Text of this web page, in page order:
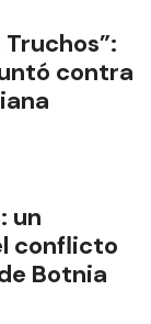
contra
un
conflicto
Botnia